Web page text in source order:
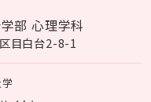
部 心理学科
目白台2-8-1